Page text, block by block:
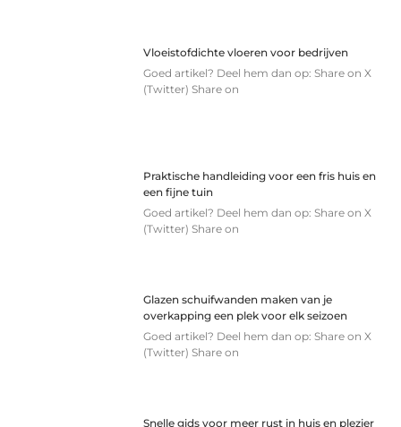
Vloeistofdichte vloeren voor bedrijven
Goed artikel? Deel hem dan op: Share on X
(Twitter) Share on
Praktische handleiding voor een fris huis en
een fijne tuin
Goed artikel? Deel hem dan op: Share on X
(Twitter) Share on
Glazen schuifwanden maken van je
overkapping een plek voor elk seizoen
Goed artikel? Deel hem dan op: Share on X
(Twitter) Share on
Snelle gids voor meer rust in huis en plezier